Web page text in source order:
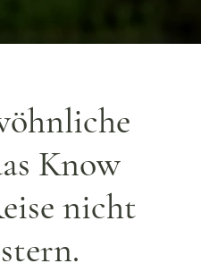
Know
nicht